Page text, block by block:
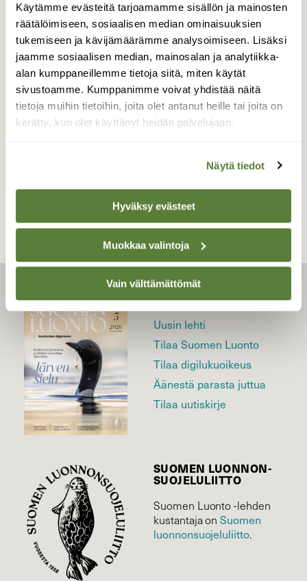
Käytämme evästeitä tarjoamamme sisällön ja mainosten
räätälöimiseen, sosiaalisen median ominaisuuksien
tukemiseen ja kävijämäärämme analysoimiseen. Lisäksi
jaamme sosiaalisen median, mainosalan ja analytiikka-
alan kumppaneillemme tietoja siitä, miten käytät
sivustoamme. Kumppanimme voivat yhdistää näitä
tietoja muihin tietoihin, joita olet antanut heille tai joita on
kerätty, kun olet käyttänyt heidän palvelujaan.
Näytä tiedot
Hyväksy evästeet
Muokkaa valintoja
Vain välttämättömät
Telkät
Telkkäpari uiskenteli ja sukelteli keväisellä
joella.
Valokuvaaja: Risto Kangassalo, Raisionjoki, Turku
27.4.2023
TAKAISIN LISTAAN
LEHTI
Uusin lehti
Tilaa Suomen Luonto
Tilaa digilukuoikeus
Äänestä parasta juttua
Tilaa uutiskirje
SUOMEN LUONNON­
SUOJELU­LIITTO
Suomen Luonto -lehden
kustantaja onSuomen
luonnonsuojelu­liitto.